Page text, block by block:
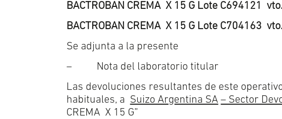
BACTROBAN CREMA X 15 G Lote C694121
BACTROBAN CREMA X 15 G Lote C704163
Se adjunta a la presente
– Nota del laboratorio titular
Las devoluciones resultantes de este
habituales, a Suizo Argentina SA – Sector
CREMA X 15 G”